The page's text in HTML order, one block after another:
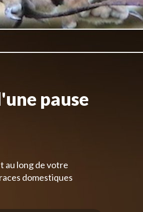
pause
au long de votre
domestiques